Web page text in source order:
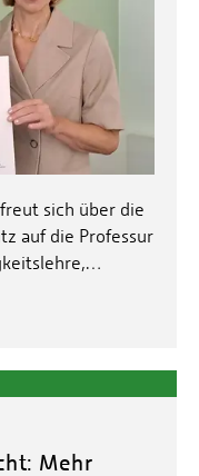
sich über die
auf die Professur
Mehr